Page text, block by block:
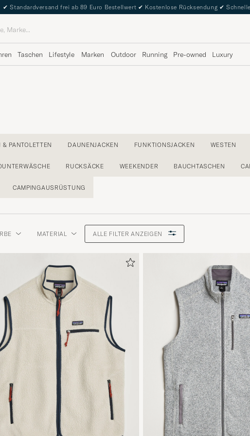
✔ Standardversand frei ab 89 Euro Bestellwert ✔ Kostenlose Rücksendung ✔
Taschen Lifestyle Marken Outdoor Running Pre-owned Luxury
PANTOLETTEN DAUNENJACKEN FUNKTIONSJACKEN WESTEN
RUCKSÄCKE WEEKENDER BAUCHTASCHEN
CAMPINGAUSRÜSTUNG
MATERIAL ALLE FILTER ANZEIGEN